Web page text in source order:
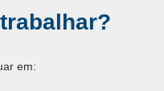
em: